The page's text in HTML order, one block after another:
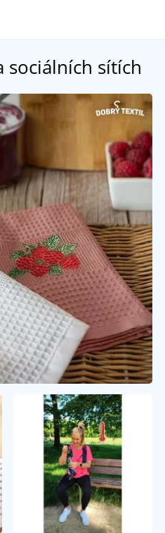
sociálních sítích